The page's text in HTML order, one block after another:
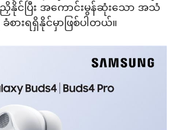
င်ပြီး အကောင်းမွန်ဆုံးသော အသံ
းရရှိနိုင်မှာဖြစ်ပါတယ်။